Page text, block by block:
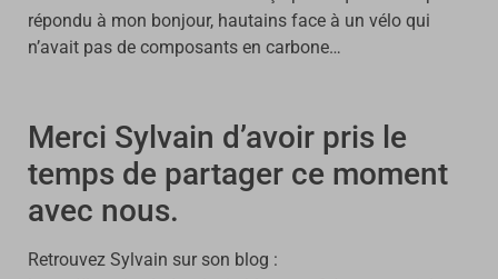
répondu à mon bonjour, hautains face à un vélo qui
n’avait pas de composants en carbone…
Merci Sylvain d’avoir pris le
temps de partager ce moment
avec nous.
Retrouvez Sylvain sur son blog :